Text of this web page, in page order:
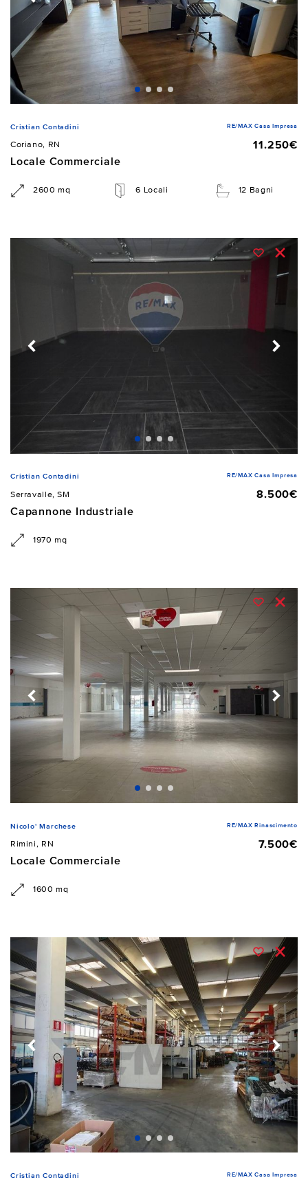
Cristian Contadini RE/MAX Casa Impresa
Coriano, RN
11.250€
Locale Commerciale
2600 mq 6 Locali 12 Bagni
Cristian Contadini RE/MAX Casa Impresa
Serravalle, SM
8.500€
Capannone Industriale
1970 mq
Nicolo' Marchese RE/MAX Rinascimento
Rimini, RN
7.500€
Locale Commerciale
1600 mq
Cristian Contadini RE/MAX Casa Impresa